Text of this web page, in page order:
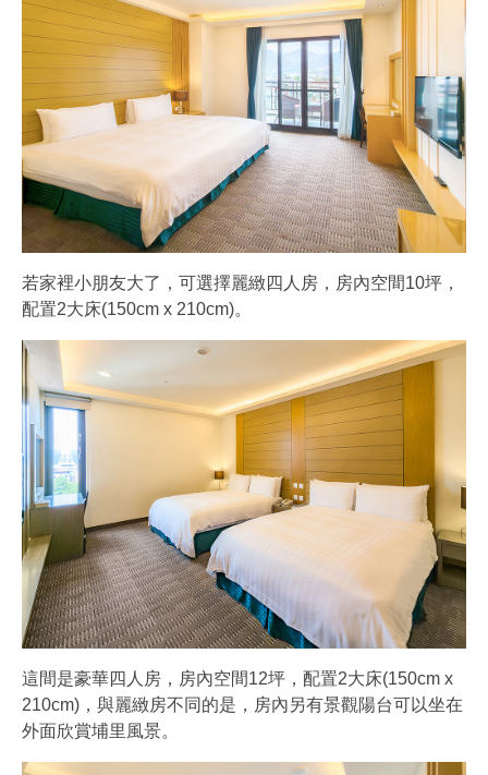
若家裡小朋友大了，可選擇麗緻四人房，房內空間10坪，
配置2大床(150cm x 210cm)。
這間是豪華四人房，房內空間12坪，配置2大床(150cm x
210cm)，與麗緻房不同的是，房內另有景觀陽台可以坐在
外面欣賞埔里風景。